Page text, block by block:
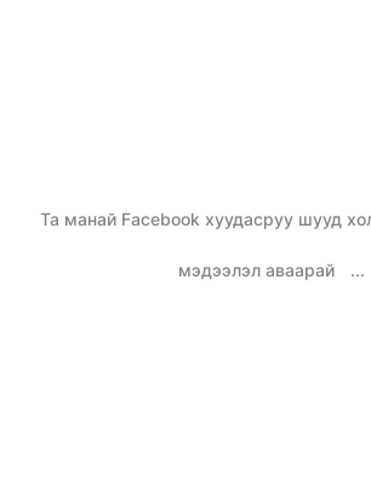
Та манай Facebook хуудасруу шууд
мэдээлэл аваарай ...